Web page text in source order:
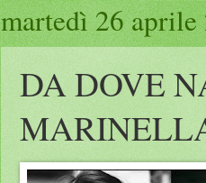
martedì 26 aprile
DA DOVE